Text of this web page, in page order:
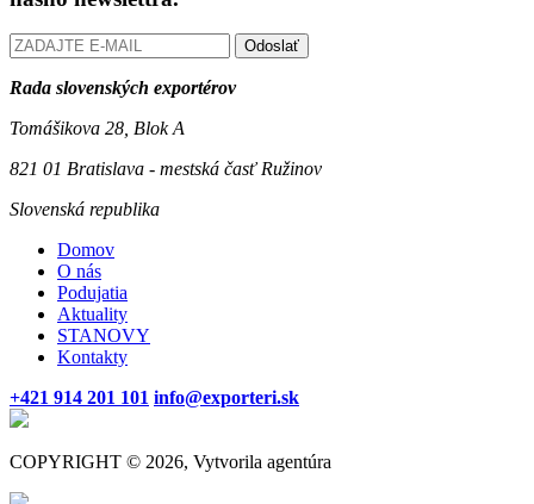
Odoslať
Rada slovenských exportérov
Tomášikova 28, Blok A
821 01 Bratislava - mestská časť Ružinov
Slovenská republika
Domov
O nás
Podujatia
Aktuality
STANOVY
Kontakty
+421 914 201 101 info@exporteri.sk
COPYRIGHT © 2026, Vytvorila agentúra